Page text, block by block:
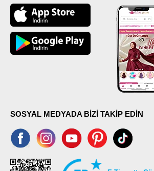
SOSYAL MEDYADA BİZİ TAKİP EDİN